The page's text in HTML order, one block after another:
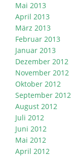
Mai 2013
April 2013
März 2013
Februar 2013
Januar 2013
Dezember 2012
November 2012
Oktober 2012
September 2012
August 2012
Juli 2012
Juni 2012
Mai 2012
April 2012